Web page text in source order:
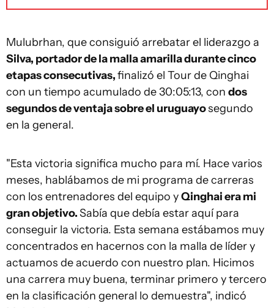
Mulubrhan, que consiguió arrebatar el liderazgo a
Silva, portador de la malla amarilla durante cinco
etapas consecutivas,finalizó el Tour de Qinghai
con un tiempo acumulado de 30:05:13, con dos
segundos de ventaja sobre el uruguayosegundo
en la general.
"Esta victoria significa mucho para mí. Hace varios
meses, hablábamos de mi programa de carreras
con los entrenadores del equipo yQinghai era mi
gran objetivo.Sabía que debía estar aquí para
conseguir la victoria. Esta semana estábamos muy
concentrados en hacernos con la malla de líder y
actuamos de acuerdo con nuestro plan. Hicimos
una carrera muy buena, terminar primero y tercero
en la clasificación general lo demuestra", indicó